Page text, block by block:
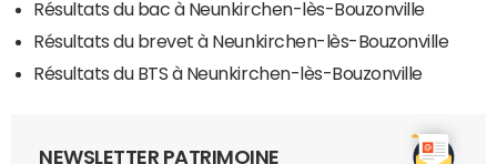
Résultats du bac à Neunkirchen-lès-Bouzonville
Résultats du brevet à Neunkirchen-lès-Bouzonville
Résultats du BTS à Neunkirchen-lès-Bouzonville
NEWSLETTER PATRIMOINE